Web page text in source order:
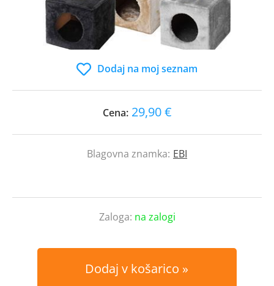
Dodaj na moj seznam
Cena: 29,90 €
Blagovna znamka: EBI
Zaloga: na zalogi
Dodaj v košarico